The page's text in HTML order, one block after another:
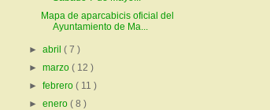
Mapa de aparcabicis oficial del
Ayuntamiento de Ma...
►abril( 7 )
►marzo( 12 )
►febrero( 11 )
►enero( 8 )